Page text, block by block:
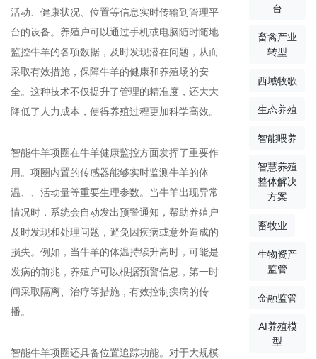
活动、健康状况、位置等信息实时传输到管理平
台的设备。养殖户可以通过手机或电脑随时随地
监控牛羊的各项数据，及时发现潜在问题，从而
采取有效措施，保障牛羊的健康和养殖场的安
全。这种技术不仅提升了管理的精准度，还大大
降低了人力成本，使得养殖过程更加科学高效。
智能牛羊项圈在牛羊健康监控方面发挥了重要作
用。项圈内置的传感器能够实时监测牛羊的体
温、、活动量等重要生理参数。当牛羊出现异常
情况时，系统会自动发出预警通知，帮助养殖户
及时发现和处理问题，避免因疾病或意外造成的
损失。例如，当牛羊的体温持续升高时，可能是
发病的前兆，养殖户可以根据预警信息，第一时
间采取隔离、治疗等措施，有效控制疾病的传
播。
智能牛羊项圈还具备位置追踪功能。对于大规模
台
畜禽产业
转型
西域牧歌
生态养殖
智能喂养
智慧养殖
整体解决
方案
畜牧业
生物资产
监管
金融监管
AI养殖模
型